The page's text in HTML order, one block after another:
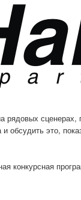
сценерах,
обсудить это,
конкурсная